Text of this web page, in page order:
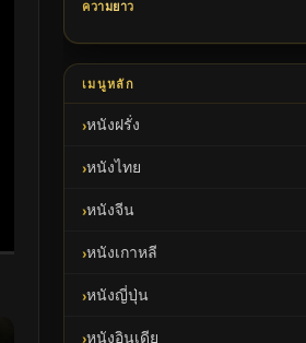
ความยาว
เมนูหลัก
หนังฝรั่ง
หนังไทย
หนังจีน
หนังเกาหลี
หนังญี่ปุ่น
หนังอินเดีย